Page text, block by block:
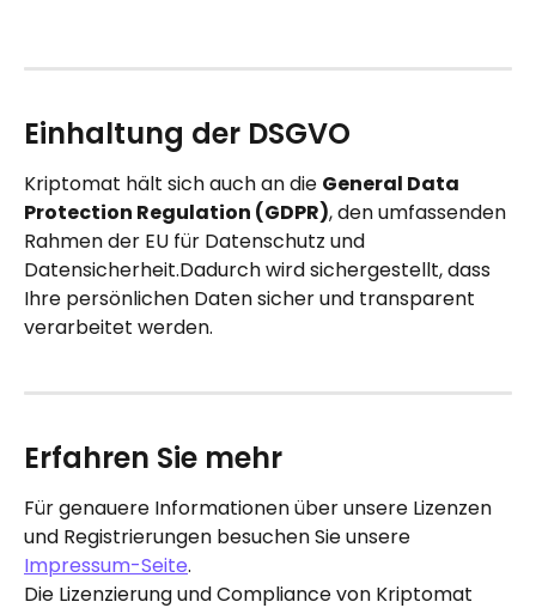
Einhaltung der DSGVO
Kriptomat hält sich auch an die General Data
Protection Regulation (GDPR), den umfassenden
Rahmen der EU für Datenschutz und
Datensicherheit.Dadurch wird sichergestellt, dass
Ihre persönlichen Daten sicher und transparent
verarbeitet werden.
Erfahren Sie mehr
Für genauere Informationen über unsere Lizenzen
und Registrierungen besuchen Sie unsere
Impressum-Seite.
Die Lizenzierung und Compliance von Kriptomat